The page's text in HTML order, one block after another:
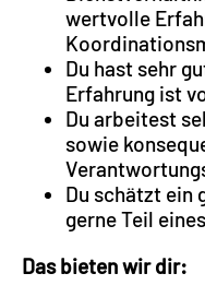
wertvolle
Du hast sehr
Erfahrung ist
Du arbeitest
sowie
Du schätzt ein
gerne Teil
Das bieten wir dir: